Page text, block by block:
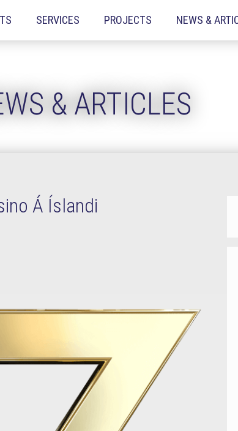
SERVICES PROJECTS NEWS &
& ARTICLES
Á Íslandi